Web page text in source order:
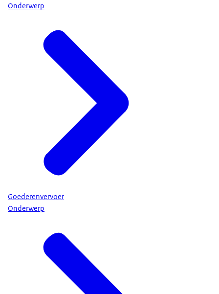
Onderwerp
Goederenvervoer
Onderwerp